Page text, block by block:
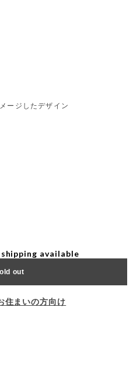
ージしたデザイン
available
out
住まいの方向け